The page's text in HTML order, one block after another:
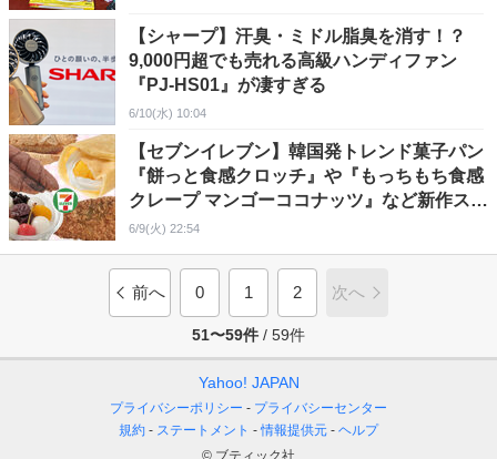
【シャープ】汗臭・ミドル脂臭を消す！？
9,000円超でも売れる高級ハンディファン
『PJ-HS01』が凄すぎる
6/10(水) 10:04
【セブンイレブン】韓国発トレンド菓子パン
『餅っと食感クロッチ』や『もっちもち食感
クレープ マンゴーココナッツ』など新作スイ
ーツ・パン登場！
6/9(火) 22:54
前へ 0 1 2 次へ
51〜59件 / 59件
Yahoo! JAPAN
プライバシーポリシー
プライバシーセンター
規約
ステートメント 情報提供元
ヘルプ
© ブティック社